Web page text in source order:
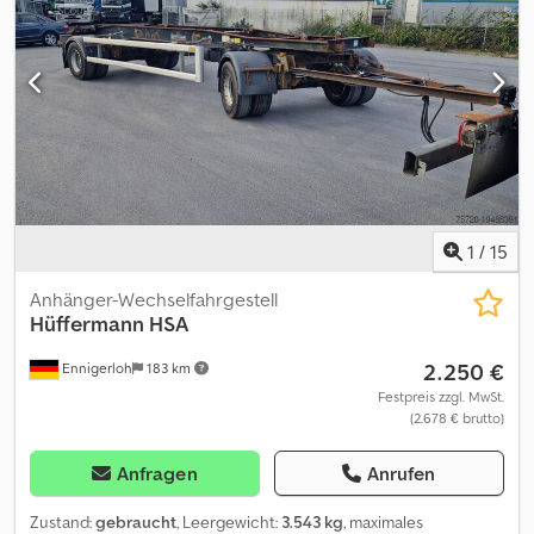
finden Sie unter . Finanzierung gewünscht? Mit unseren Value
Added Service bieten wir Ihnen individuelle
Finanzierungsmöglichkeiten, Full Service-und Telematik-
Dienstleistungen. Wir beraten Sie gerne. Cjdpfx Aey Ngyismrorf
1 / 15
Ennigerloh 183 km
Anhänger-Wechselfahrgestell
Hüffermann HSA
2.250 €
Festpreis zzgl. MwSt.
(2.678 € brutto)
Anfragen Anrufen
Zustand:gebraucht, Leergewicht: 3.543 kg, maximales